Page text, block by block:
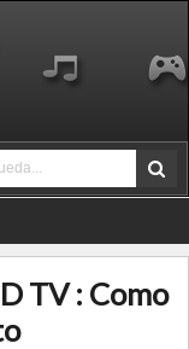
TV : Como